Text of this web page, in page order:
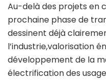
Au-delà des projets en
prochaine phase de
dessinent déjà
l’industrie,valorisation
développement de la
électrification des